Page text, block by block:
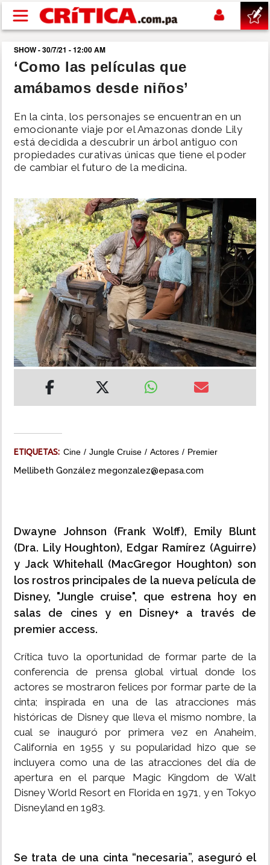
Pasar al contenido principal
buscar
SUCESOS
NACIONAL
POLÍTICA
DEPORTES
MUNDO
INSÓLITAS
MULTIMEDIA
IMPRESO
SHOW - 30/7/21 - 12:00 AM
‘Como las películas que
amábamos desde niños’
En la cinta, los personajes se encuentran en un
emocionante viaje por el Amazonas donde Lily
está decidida a descubrir un árbol antiguo con
propiedades curativas únicas que tiene el poder
de cambiar el futuro de la medicina.
ETIQUETAS: Cine Jungle Cruise Actores Premier
Mellibeth González megonzalez@epasa.com
Dwayne Johnson (Frank Wolff), Emily Blunt
(Dra. Lily Houghton), Edgar Ramírez (Aguirre)
y Jack Whitehall (MacGregor Houghton) son
los rostros principales de la nueva película de
Disney, "Jungle cruise", que estrena hoy en
salas de cines y en Disney+ a través de
premier access.
Crítica tuvo la oportunidad de formar parte de la
conferencia de prensa global virtual donde los
actores se mostraron felices por formar parte de la
cinta; inspirada en una de las atracciones más
históricas de Disney que lleva el mismo nombre, la
cual se inauguró por primera vez en Anaheim,
California en 1955 y su popularidad hizo que se
incluyera como una de las atracciones del día de
apertura en el parque Magic Kingdom de Walt
Disney World Resort en Florida en 1971, y en Tokyo
Disneyland en 1983.
Se trata de una cinta “necesaria”, aseguró el